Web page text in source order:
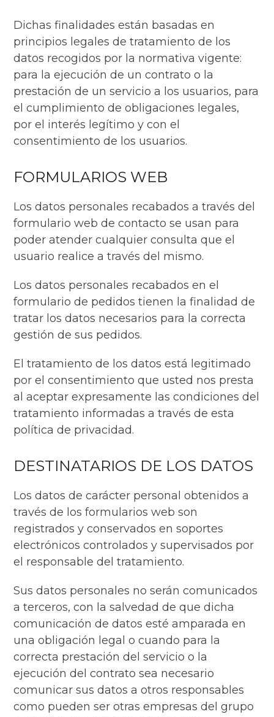
Dichas finalidades están basadas en
principios legales de tratamiento de los
datos recogidos por la normativa vigente:
para la ejecución de un contrato o la
prestación de un servicio a los usuarios, para
el cumplimiento de obligaciones legales,
por el interés legítimo y con el
consentimiento de los usuarios.
FORMULARIOS WEB
Los datos personales recabados a través del
formulario web de contacto se usan para
poder atender cualquier consulta que el
usuario realice a través del mismo.
Los datos personales recabados en el
formulario de pedidos tienen la finalidad de
tratar los datos necesarios para la correcta
gestión de sus pedidos.
El tratamiento de los datos está legitimado
por el consentimiento que usted nos presta
al aceptar expresamente las condiciones del
tratamiento informadas a través de esta
política de privacidad.
DESTINATARIOS DE LOS DATOS
Los datos de carácter personal obtenidos a
través de los formularios web son
registrados y conservados en soportes
electrónicos controlados y supervisados por
el responsable del tratamiento.
Sus datos personales no serán comunicados
a terceros, con la salvedad de que dicha
comunicación de datos esté amparada en
una obligación legal o cuando para la
correcta prestación del servicio o la
ejecución del contrato sea necesario
comunicar sus datos a otros responsables
como pueden ser otras empresas del grupo